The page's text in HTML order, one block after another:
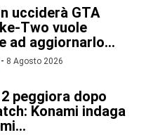
ucciderà GTA
Two vuole
ad aggiornarlo...
- 8 Agosto 2026
peggiora dopo
Konami indaga